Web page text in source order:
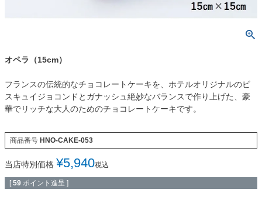
オペラ（15cm）
フランスの伝統的なチョコレートケーキを、ホテルオリジナルのビ
スキュイジョコンドとガナッシュ絶妙なバランスで作り上げた、豪
華でリッチな大人のためのチョコレートケーキです。
商品番号 HNO-CAKE-053
当店特別価格 ¥5,940税込
[ 59 ポイント進呈 ]